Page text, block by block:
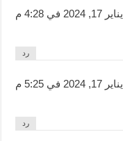
يناير 17, 2024 في 4:28 م
رد
يناير 17, 2024 في 5:25 م
رد